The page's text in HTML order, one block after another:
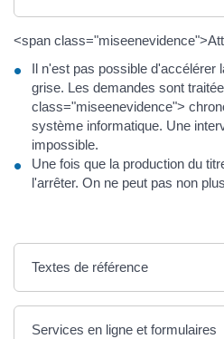
<span
Il n'est pas possible d'accélérer
grise. Les demandes sont
class="miseenevidence">
système informatique. Une
impossible.
Une fois que la production du
l'arrêter. On ne peut pas non
Textes de référence
Services en ligne et formulaires